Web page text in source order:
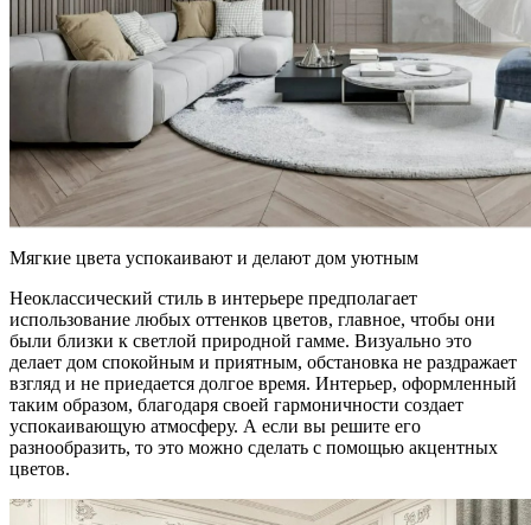
Мягкие цвета успокаивают и делают дом уютным
Неоклассический стиль в интерьере предполагает
использование любых оттенков цветов, главное, чтобы они
были близки к светлой природной гамме. Визуально это
делает дом спокойным и приятным, обстановка не раздражает
взгляд и не приедается долгое время. Интерьер, оформленный
таким образом, благодаря своей гармоничности создает
успокаивающую атмосферу. А если вы решите его
разнообразить, то это можно сделать с помощью акцентных
цветов.